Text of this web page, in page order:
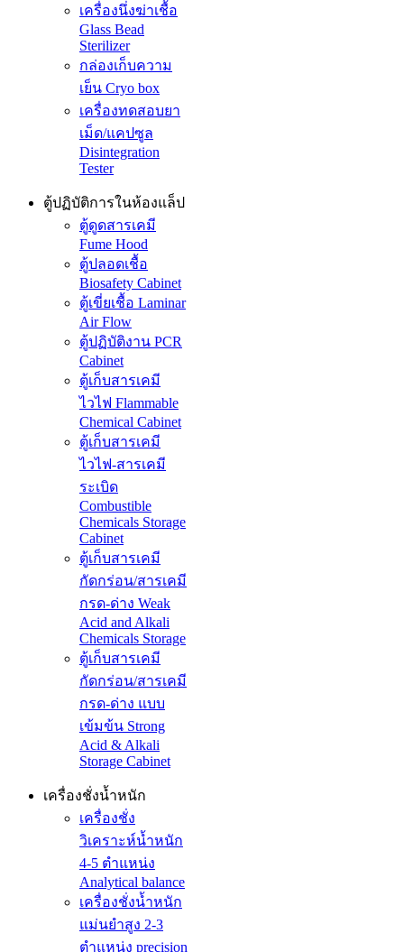
เครื่องนึ่งฆ่าเชื้อ
Glass Bead
Sterilizer
กล่องเก็บความ
เย็น Cryo box
เครื่องทดสอบยา
เม็ด/แคปซูล
Disintegration
Tester
ตู้ปฏิบัติการในห้องแล็ป
ตู้ดูดสารเคมี
Fume Hood
ตู้ปลอดเชื้อ
Biosafety Cabinet
ตู้เขี่ยเชื้อ Laminar
Air Flow
ตู้ปฏิบัติงาน PCR
Cabinet
ตู้เก็บสารเคมี
ไวไฟ Flammable
Chemical Cabinet
ตู้เก็บสารเคมี
ไวไฟ-สารเคมี
ระเบิด
Combustible
Chemicals Storage
Cabinet
ตู้เก็บสารเคมี
กัดกร่อน/สารเคมี
กรด-ด่าง Weak
Acid and Alkali
Chemicals Storage
ตู้เก็บสารเคมี
กัดกร่อน/สารเคมี
กรด-ด่าง แบบ
เข้มข้น Strong
Acid & Alkali
Storage Cabinet
เครื่องชั่งน้ำหนัก
เครื่องชั่ง
วิเคราะห์น้ำหนัก
4-5 ตำแหน่ง
Analytical balance
เครื่องชั่งน้ำหนัก
แม่นยำสูง 2-3
ตำแหน่ง precision